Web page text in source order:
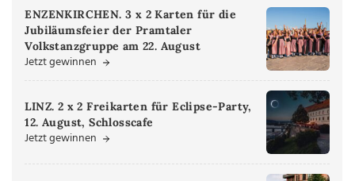
ENZENKIRCHEN. 3 x 2 Karten für die
Jubiläumsfeier der Pramtaler
Volkstanzgruppe am 22. August
Jetzt gewinnen
LINZ. 2 x 2 Freikarten für Eclipse-Party,
12. August, Schlosscafe
Jetzt gewinnen